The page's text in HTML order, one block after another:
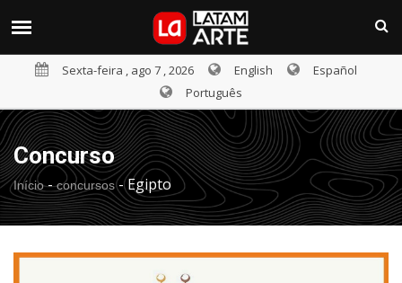
Sexta-feira , ago 7 , 2026 English
Español
Português
Concurso
Início- concursos- Egipto